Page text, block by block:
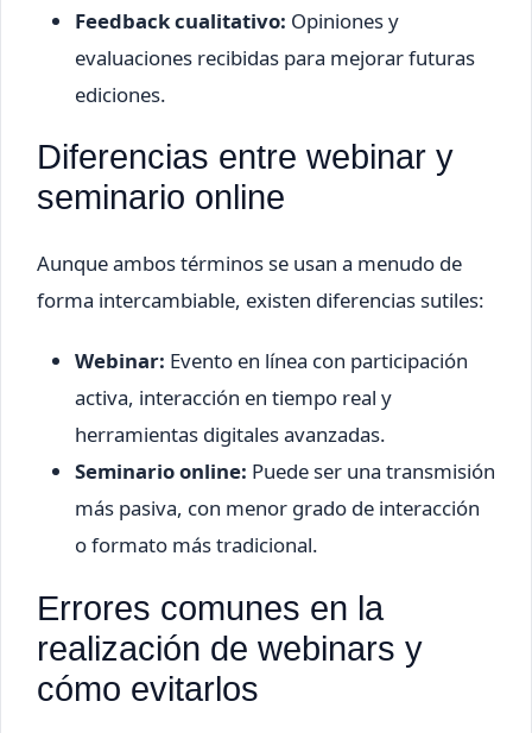
Feedback cualitativo: Opiniones y
evaluaciones recibidas para mejorar futuras
ediciones.
Diferencias entre webinar y
seminario online
Aunque ambos términos se usan a menudo de
forma intercambiable, existen diferencias sutiles:
Webinar: Evento en línea con participación
activa, interacción en tiempo real y
herramientas digitales avanzadas.
Seminario online: Puede ser una transmisión
más pasiva, con menor grado de interacción
o formato más tradicional.
Errores comunes en la
realización de webinars y
cómo evitarlos